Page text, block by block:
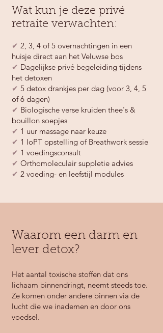
Wat kun je deze privé
retraite verwachten:
✔ 2, 3, 4 of 5 overnachtingen in een
huisje direct aan het Veluwse bos
✔ Dagelijkse privé begeleiding tijdens
het detoxen
✔ 5 detox drankjes per dag (voor 3, 4, 5
of6 dagen)
✔ Biologische verse kruiden thee's &
bouillon soepjes
✔ 1 uur massage naar keuze
✔ 1 IoPT opstelling of Breathwork sessie
✔ 1 voedingsconsult
✔ Orthomoleculair suppletie advies
✔ 2 voeding- en leefstijl modules
Waarom een darm en
lever detox?
Het aantal toxische stoffen dat ons
lichaam binnendringt, neemt steeds toe.
Ze komen onder andere binnen via de
lucht die we inademen en door ons
voedsel.